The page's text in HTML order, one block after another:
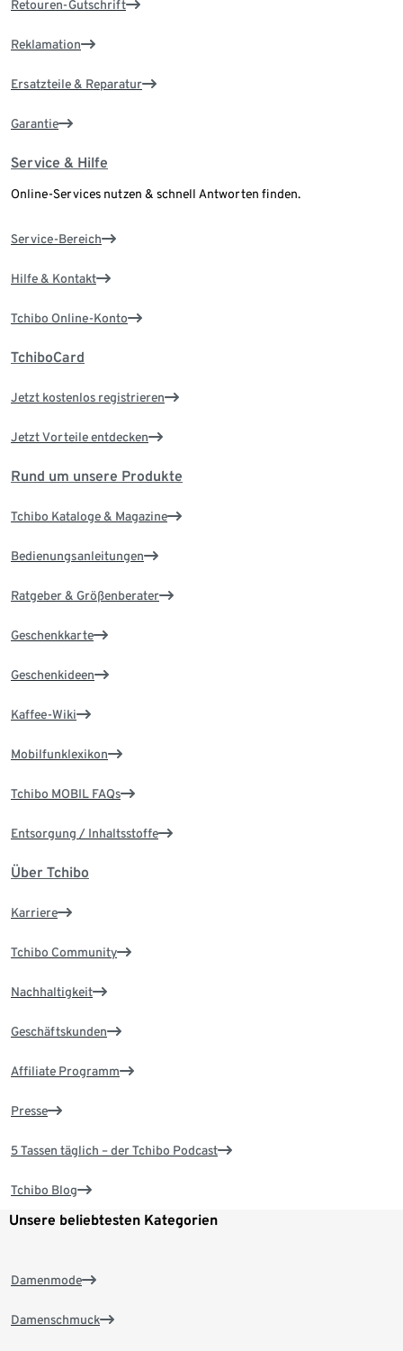
Retouren-Gutschrift
Reklamation
Ersatzteile & Reparatur
Garantie
Service & Hilfe
Online-Services nutzen & schnell Antworten finden.
Service-Bereich
Hilfe & Kontakt
Tchibo Online-Konto
TchiboCard
Jetzt kostenlos registrieren
Jetzt Vorteile entdecken
Rund um unsere Produkte
Tchibo Kataloge & Magazine
Bedienungsanleitungen
Ratgeber & Größenberater
Geschenkkarte
Geschenkideen
Kaffee-Wiki
Mobilfunklexikon
Tchibo MOBIL FAQs
Entsorgung / Inhaltsstoffe
Über Tchibo
Karriere
Tchibo Community
Nachhaltigkeit
Geschäftskunden
Affiliate Programm
Presse
5 Tassen täglich – der Tchibo Podcast
Tchibo Blog
Unsere beliebtesten Kategorien
Damenmode
Damenschmuck